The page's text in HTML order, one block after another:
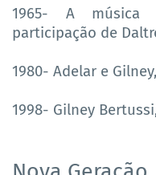
1965- A música
participação de
1980- Adelar e
1998- Gilney